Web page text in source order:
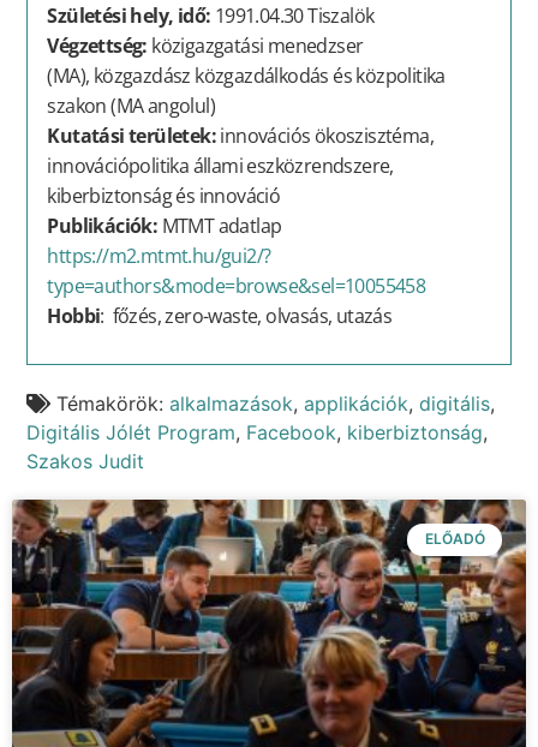
Születési hely, idő: 1991.04.30 Tiszalök
Végzettség: közigazgatási menedzser
(MA), közgazdász közgazdálkodás és közpolitika
szakon (MA angolul)
Kutatási területek:innovációs ökoszisztéma,
innovációpolitika állami eszközrendszere,
kiberbiztonság és innováció
Publikációk: MTMT adatlap
https://m2.mtmt.hu/gui2/?
type=authors&mode=browse&sel=10055458
Hobbi: főzés, zero-waste, olvasás, utazás
Témakörök:alkalmazások,applikációk,digitális,
Digitális Jólét Program, Facebook, kiberbiztonság,
Szakos Judit
ELŐADÓ